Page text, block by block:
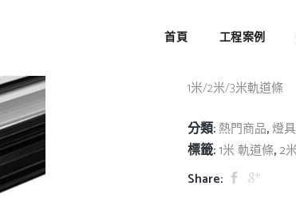
首頁 工程案例
1米/2米/3
1米/2米/3米軌道條
分類: 熱門商品,燈
標籤:1米 軌道條, 2
Share: